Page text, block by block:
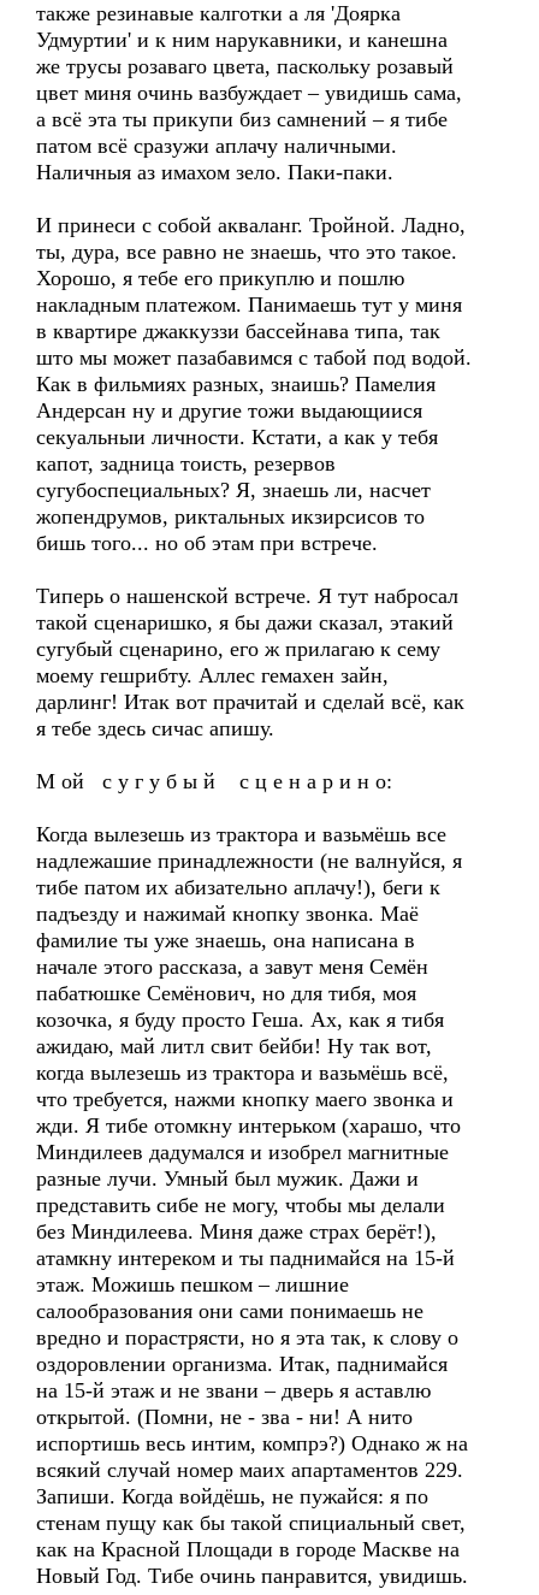
также резинавые калготки а ля 'Доярка
Удмуртии' и к ним нарукавники, и канешна
же трусы розаваго цвета, паскольку розавый
цвет миня очинь вазбуждает – увидишь сама,
а всё эта ты прикупи биз самнений – я тибе
патом всё сразужи аплачу наличными.
Наличныя аз имахом зело. Паки-паки.
И принеси с собой акваланг. Тройной. Ладно,
ты, дура, все равно не знаешь, что это такое.
Хорошо, я тебе его прикуплю и пошлю
накладным платежом. Панимаешь тут у миня
в квартире джаккуззи бассейнава типа, так
што мы может пазабавимся с табой под водой.
Как в фильмиях разных, знаишь? Памелия
Андерсан ну и другие тожи выдающиися
секуальныи личности. Кстати, а как у тебя
капот, задница тоисть, резервов
сугубоспециальных? Я, знаешь ли, насчет
жопендрумов, риктальных икзирсисов то
бишь того... но об этам при встрече.
Типерь о нашенской встрече. Я тут набросал
такой сценаришко, я бы дажи сказал, этакий
сугубый сценарино, его ж прилагаю к сему
моему гешрибту. Аллес гемахен зайн,
дарлинг! Итак вот прачитай и сделай всё, как
я тебе здесь сичас апишу.
М ой с у г у б ы й с ц е н а р и н о:
Когда вылезешь из трактора и вазьмёшь все
надлежашие принадлежности (не валнуйся, я
тибе патом их абизательно аплачу!), беги к
падъезду и нажимай кнопку звонка. Маё
фамилие ты уже знаешь, она написана в
начале этого рассказа, а завут меня Семён
пабатюшке Семёнович, но для тибя, моя
козочка, я буду просто Геша. Ах, как я тибя
ажидаю, май литл свит бейби! Ну так вот,
когда вылезешь из трактора и вазьмёшь всё,
что требуется, нажми кнопку маего звонка и
жди. Я тибе отомкну интерьком (харашо, что
Миндилеев дадумался и изобрел магнитные
разные лучи. Умный был мужик. Дажи и
представить сибе не могу, чтобы мы делали
без Миндилеева. Миня даже страх берёт!),
атамкну интереком и ты паднимайся на 15-й
этаж. Можишь пешком – лишние
салообразования они сами понимаешь не
вредно и порастрясти, но я эта так, к слову о
оздоровлении организма. Итак, паднимайся
на 15-й этаж и не звани – дверь я аставлю
открытой. (Помни, не - зва - ни! А нито
испортишь весь интим, компрэ?) Однако ж на
всякий случай номер маих апартаментов 229.
Запиши. Когда войдёшь, не пужайся: я по
стенам пущу как бы такой спициальный свет,
как на Красной Площади в городе Маскве на
Новый Год. Тибе очинь панравится, увидишь.